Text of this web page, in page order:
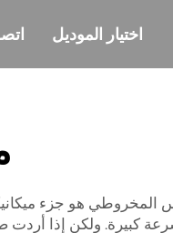
اختيار الموديل
هو جزء
كبيرة. ولكن إذا